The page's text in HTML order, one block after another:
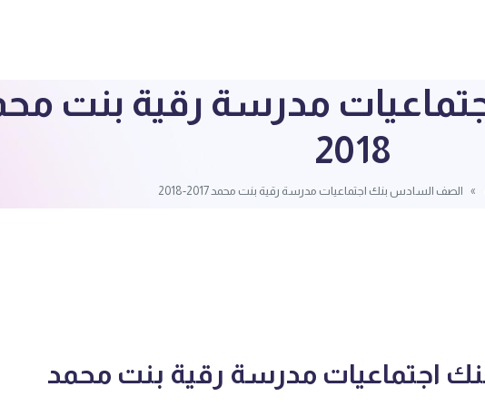
2018
الصف السادس بنك اجتماعيات مدرسة رقية بنت محمد 2017-2018
اجتماعيات مدرسة رقية بنت محمد